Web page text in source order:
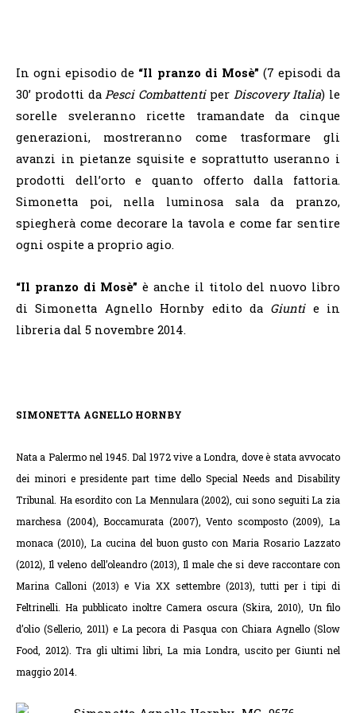
In ogni episodio de “Il pranzo di Mosè” (7 episodi da
30’ prodotti daPesci Combattentiper Discovery Italia) le
sorelle sveleranno ricette tramandate da cinque
generazioni, mostreranno come trasformare gli
avanzi in pietanze squisite e soprattutto useranno i
prodotti dell’orto e quanto offerto dalla fattoria.
Simonetta poi, nella luminosa sala da pranzo,
spiegherà come decorare la tavola e come far sentire
ogni ospite a proprio agio.
“Il pranzo di Mosè” è anche il titolo del nuovo libro
di Simonetta Agnello Hornby edito da Giuntie in
libreria dal 5 novembre 2014.
SIMONETTA AGNELLO HORNBY
Nata a Palermo nel 1945. Dal 1972 vive a Londra, dove è stata avvocato
dei minori e presidente part time dello Special Needs and Disability
Tribunal. Ha esordito con La Mennulara (2002), cui sono seguiti La zia
marchesa (2004), Boccamurata (2007), Vento scomposto (2009), La
monaca (2010), La cucina del buon gusto con Maria Rosario Lazzato
(2012), Il veleno dell’oleandro (2013), Il male che si deve raccontare con
Marina Calloni (2013) e Via XX settembre (2013), tutti per i tipi di
Feltrinelli. Ha pubblicato inoltre Camera oscura (Skira, 2010), Un filo
d’olio (Sellerio, 2011) e La pecora di Pasqua con Chiara Agnello (Slow
Food, 2012). Tra gli ultimi libri, La mia Londra, uscito per Giunti nel
maggio 2014.